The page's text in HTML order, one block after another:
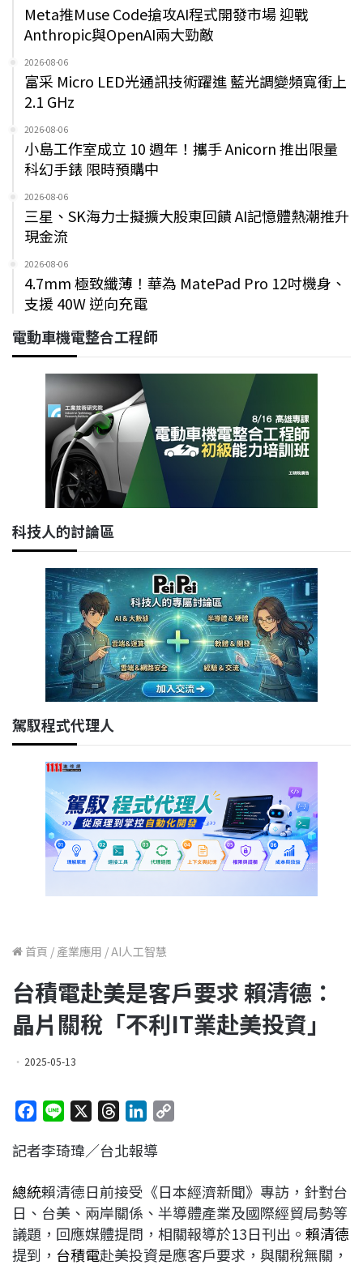
Meta推Muse Code搶攻AI程式開發市場 迎戰
Anthropic與OpenAI兩大勁敵
2026-08-06
富采 Micro LED光通訊技術躍進 藍光調變頻寬衝上
2.1 GHz
2026-08-06
小島工作室成立 10 週年！攜手 Anicorn 推出限量
科幻手錶 限時預購中
2026-08-06
三星、SK海力士擬擴大股東回饋 AI記憶體熱潮推升
現金流
2026-08-06
4.7mm 極致纖薄！華為 MatePad Pro 12吋機身、
支援 40W 逆向充電
電動車機電整合工程師
科技人的討論區
駕馭程式代理人